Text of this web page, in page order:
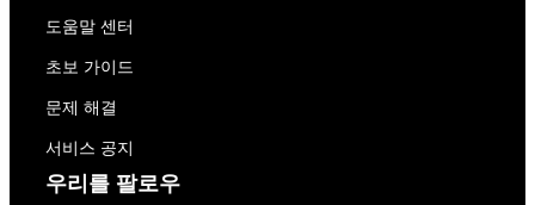
도움말 센터
초보 가이드
문제 해결
서비스 공지
우리를 팔로우